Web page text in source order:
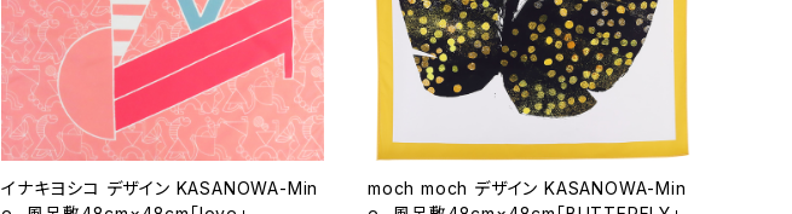
イナキヨシコ デザイン KASANOWA-Min
moch moch デザイン KASANOWA-Min